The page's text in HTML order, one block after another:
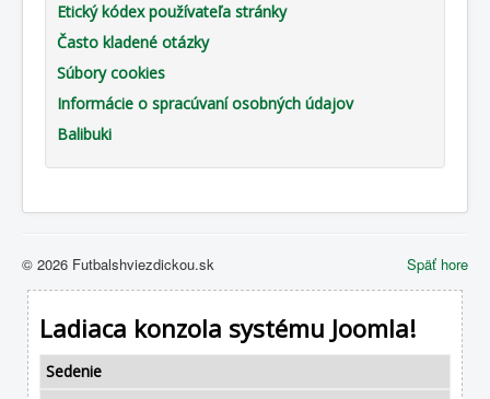
Etický kódex používateľa stránky
Často kladené otázky
Súbory cookies
Informácie o spracúvaní osobných údajov
Balibuki
Späť hore
© 2026 Futbalshviezdickou.sk
Ladiaca konzola systému Joomla!
Sedenie